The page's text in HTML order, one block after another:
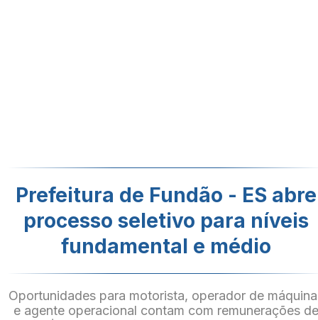
Prefeitura de Fundão - ES abre
processo seletivo para níveis
fundamental e médio
Oportunidades para motorista, operador de
e agente operacional contam com remunerações de